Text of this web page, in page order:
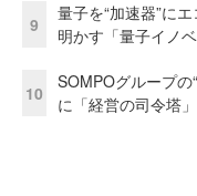
9
量子を“加速器”に
明かす「量子イノ
10
SOMPOグループ
に「経営の司令塔